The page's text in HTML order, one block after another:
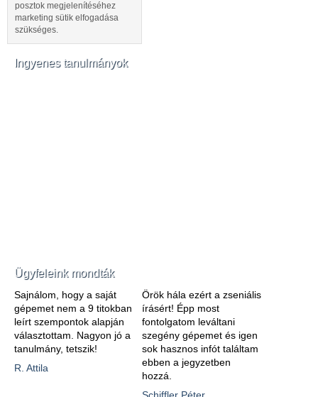
posztok megjelenítéséhez
marketing sütik elfogadása
szükséges.
Ingyenes tanulmányok
Ügyfeleink mondták
Sajnálom, hogy a saját
gépemet nem a 9 titokban
leírt szempontok alapján
választottam. Nagyon jó a
tanulmány, tetszik!
R. Attila
Örök hála ezért a zseniális
írásért! Épp most
fontolgatom leváltani
szegény gépemet és igen
sok hasznos infót találtam
ebben a jegyzetben
hozzá.